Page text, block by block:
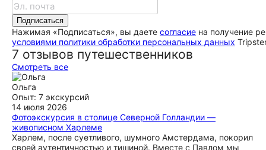
Подписаться
Нажимая «Подписаться», вы даете согласие на получение
условиями политики обработки персональных данных
7 отзывов путешественников
Смотреть все
Ольга
Опыт: 7 экскурсий
14 июля 2026
Фотоэкскурсия в столице Северной Голландии —
живописном Харлеме
Харлем, после суетливого, шумного Амстердама, покорил
своей аутентичностью и тишиной. Вместе с Павлом мы